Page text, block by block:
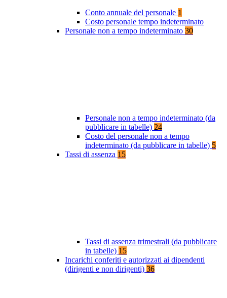
Conto annuale del personale 1
Costo personale tempo indeterminato
Personale non a tempo indeterminato 30
Personale non a tempo indeterminato (da
pubblicare in tabelle) 24
Costo del personale non a tempo
indeterminato (da pubblicare in tabelle) 5
Tassi di assenza 15
Tassi di assenza trimestrali (da pubblicare
in tabelle) 15
Incarichi conferiti e autorizzati ai dipendenti
(dirigenti e non dirigenti) 36